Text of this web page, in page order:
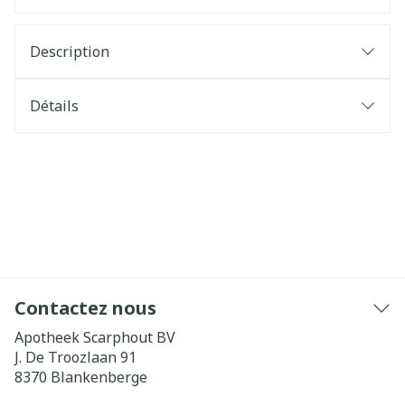
Description
Détails
Contactez nous
Apotheek Scarphout BV
J. De Troozlaan 91
8370 Blankenberge